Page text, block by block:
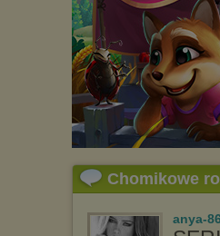
Chomikowe
anya-